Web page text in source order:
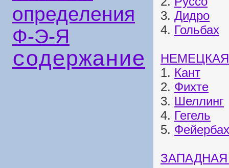
определения
Ф-Э-Я
содержание
3. Дидро
4. Гольбах
1. Кант
2. Фихте
3. Шеллинг
4. Гегель
5. Фейербах